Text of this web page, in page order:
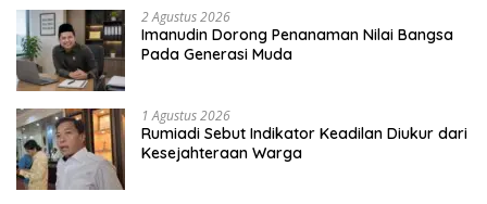
2 Agustus 2026
Imanudin Dorong Penanaman Nilai Bangsa
Pada Generasi Muda
1 Agustus 2026
Rumiadi Sebut Indikator Keadilan Diukur dari
Kesejahteraan Warga